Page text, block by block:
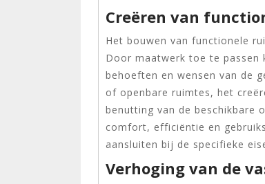
Creëren van
Het bouwen van functionele
Door maatwerk toe te passen
behoeften en wensen van de
of openbare ruimtes, het
benutting van de beschikbare
comfort, efficiëntie en
aansluiten bij de specifieke
Verhoging van de